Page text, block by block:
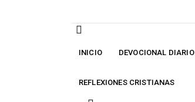
INICIO DEVOCIONAL DIARIO
REFLEXIONES CRISTIANAS